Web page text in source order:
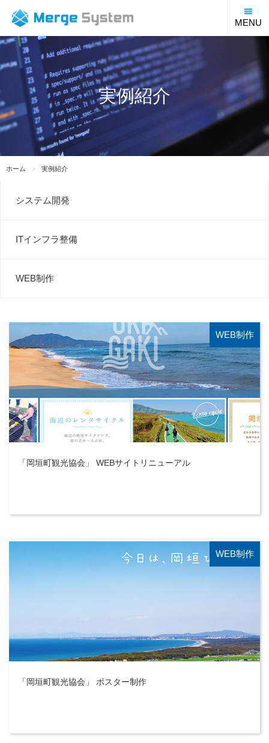
MENU
実例紹介
ホーム 実例紹介
システム開発
ITインフラ整備
WEB制作
WEB制作
「岡垣町観光協会」 WEBサイトリニューアル
WEB制作
「岡垣町観光協会」 ポスター制作